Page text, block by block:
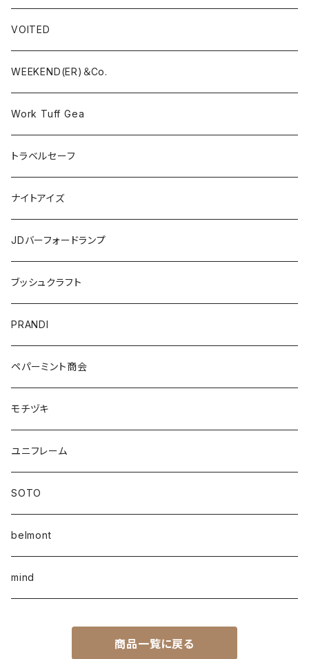
VOITED
WEEKEND(ER)＆Co.
Work Tuff Gea
トラベルセーフ
ナイトアイズ
JDバーフォードランプ
ブッシュクラフト
PRANDI
ペパーミント商会
モチヅキ
ユニフレーム
SOTO
belmont
mind
商品一覧に戻る